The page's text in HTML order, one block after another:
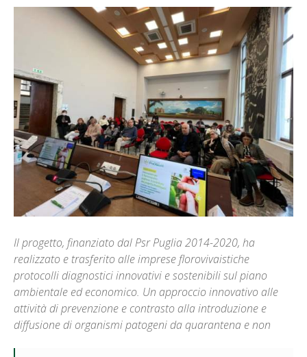
Il progetto, finanziato dal Psr Puglia 2014-2020, ha
realizzato e trasferito alle imprese florovivaistiche
protocolli diagnostici innovativi e sostenibili sul piano
ambientale ed economico. Un approccio innovativo alle
attività di prevenzione e contrasto alla introduzione e
diffusione di organismi patogeni da quarantena e non